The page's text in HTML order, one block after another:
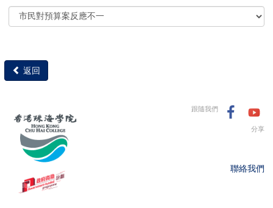
返回
跟隨我們
分享
聯絡我們